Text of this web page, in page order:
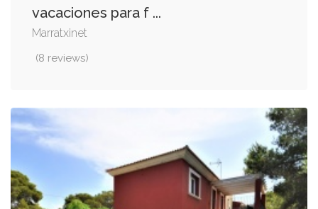
vacaciones para f ...
Marratxinet
(8 reviews)